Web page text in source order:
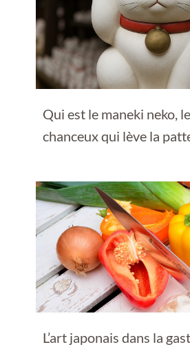
Qui est le maneki neko,
chanceux qui lève la
L’art japonais dans la